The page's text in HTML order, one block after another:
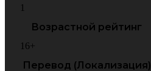
1
Возрастной рейтинг
16+
Перевод (Локализация)